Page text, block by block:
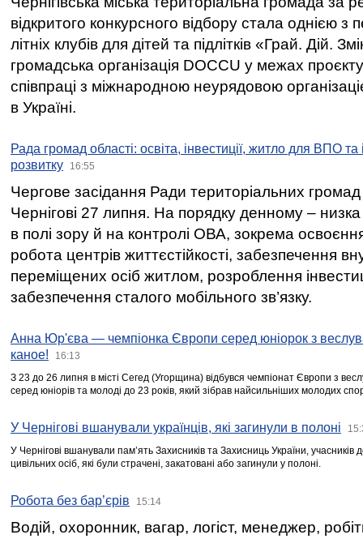
відкритого конкурсного відбору стала однією
літніх клубів для дітей та підлітків «Грай. Дій.
громадська організація DOCCU у межах
співпраці з міжнародною неурядовою
в Україні.
Рада громад області: освіта, інвестиції, житло для ВПО
розвитку
16:55
Чергове засідання Ради територіальних громад
Чернігові 27 липня. На порядку денному –
в полі зору й на контролі ОВА, зокрема освоєння
робота центрів життєстійкості, забезпечення
переміщених осіб житлом, розроблення
забезпечення сталого мобільного зв’язку.
Анна Юр'єва — чемпіонка Європи серед юніорок з
каное!
16:13
З 23 до 26 липня в місті Сегед (Угорщина) відбувся чемпіонат Європи з
серед юніорів та молоді до 23 років, який зібрав найсильніших молодих
У Чернігові вшанували українців, які загинули в полоні
У Чернігові вшанували пам’ять Захисників та Захисниць України,
цивільних осіб, які були страчені, закатовані або загинули у полоні.
Робота без бар’єрів 15:14
Водій, охоронник, вагар, логіст, менеджер,